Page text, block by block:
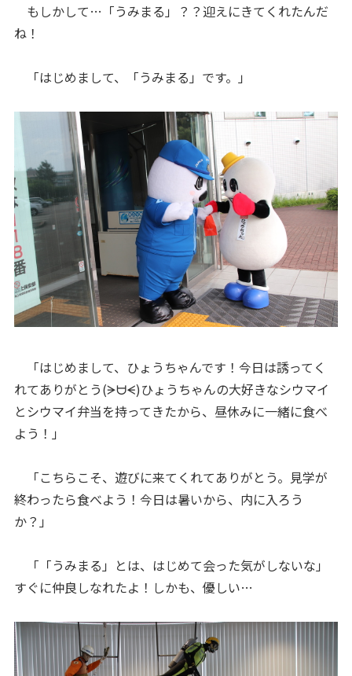
もしかして…「うみまる」？？迎えにきてくれたんだ
ね！
「はじめまして、「うみまる」です。」
「はじめまして、ひょうちゃんです！今日は誘ってく
れてありがとう(ᗒᗨᗕ)ひょうちゃんの大好きなシウマイ
とシウマイ弁当を持ってきたから、昼休みに一緒に食べ
よう！」
「こちらこそ、遊びに来てくれてありがとう。見学が
終わったら食べよう！今日は暑いから、内に入ろう
か？」
「「うみまる」とは、はじめて会った気がしないな」
すぐに仲良しなれたよ！しかも、優しい…